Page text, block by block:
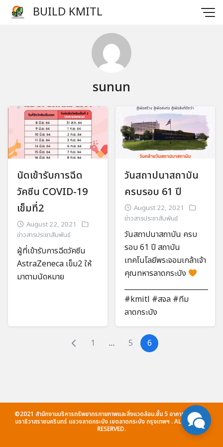
BUILD KMITL
sunun
นัดเข้ารับการฉีด
วัคซีน COVID-19
เข็มที่2
August 22, 2021
ข่าวสารประชาสัมพันธ์
ผู้ที่เข้ารับการฉีดวัคซีน
AstraZeneca เข็ม2 ให้
มาตามนัดหมาย
วันสถาปนาสถาบัน
ครบรอบ 61 ปี
August 22, 2021
ข่าวสารประชาสัมพันธ์
วันสถาปนาสถาบัน ครบ
รอบ 61 ปี สถาบัน
เทคโนโลยีพระจอมเกล้าเจ้า
คุณทหารลาดกระบัง
________________________
#kmitl #สจล #ทีม
ลาดกระบัง
1 … 5 6
©2021 สำนักงานบริหารทรัพยากรกายภาพและสิ่งแวดล้อม.ชั้น 5 อาคารกรมหลวง
นราธิวาสราชนครินทร์ แขวงลาดกระบัง เขตลาดกระบัง กรุงเทพฯ . ALL RIGHTS
RESERVED.